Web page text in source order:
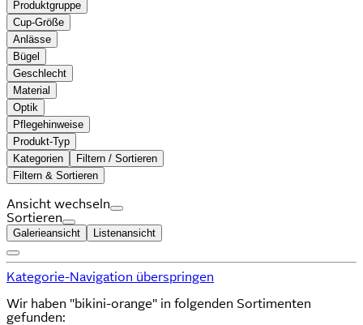
Produktgruppe
Cup-Größe
Anlässe
Bügel
Geschlecht
Material
Optik
Pflegehinweise
Produkt-Typ
Kategorien
Filtern / Sortieren
Filtern & Sortieren
Ansicht wechseln
Sortieren
Galerieansicht Listenansicht
Kategorie-Navigation überspringen
Wir haben "bikini-orange" in folgenden Sortimenten
gefunden: